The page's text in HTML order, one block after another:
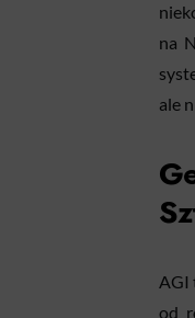
na
ale
AGI
od